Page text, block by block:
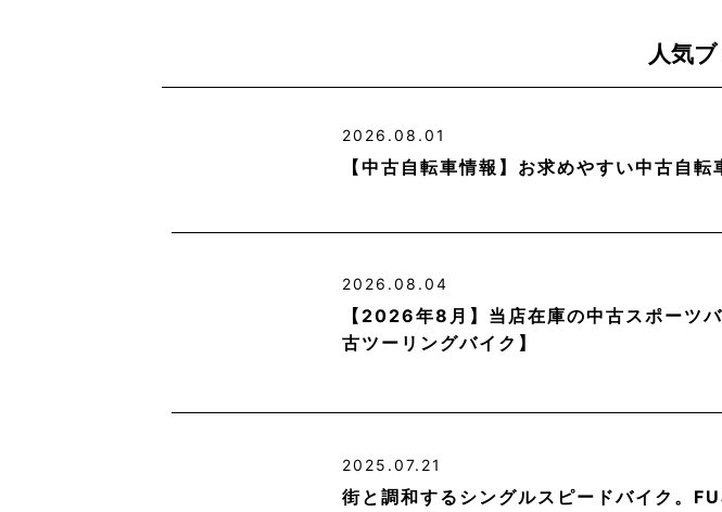
人気
2026.08.01
【中古自転車情報】お求めやすい中古自転
2026.08.04
【2026年8月】当店在庫の中古スポーツ
古ツーリングバイク】
2025.07.21
街と調和するシングルスピードバイク。